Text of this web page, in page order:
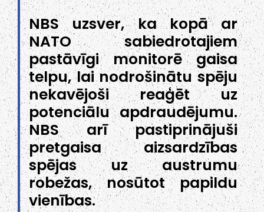
NBS uzsver, ka kopā ar
NATO sabiedrotajiem
pastāvīgi monitorē gaisa
telpu, lai nodrošinātu spēju
nekavējoši reaģēt uz
potenciālu apdraudējumu.
NBS arī pastiprinājuši
pretgaisa aizsardzības
spējas uz austrumu
robežas, nosūtot papildu
vienības.